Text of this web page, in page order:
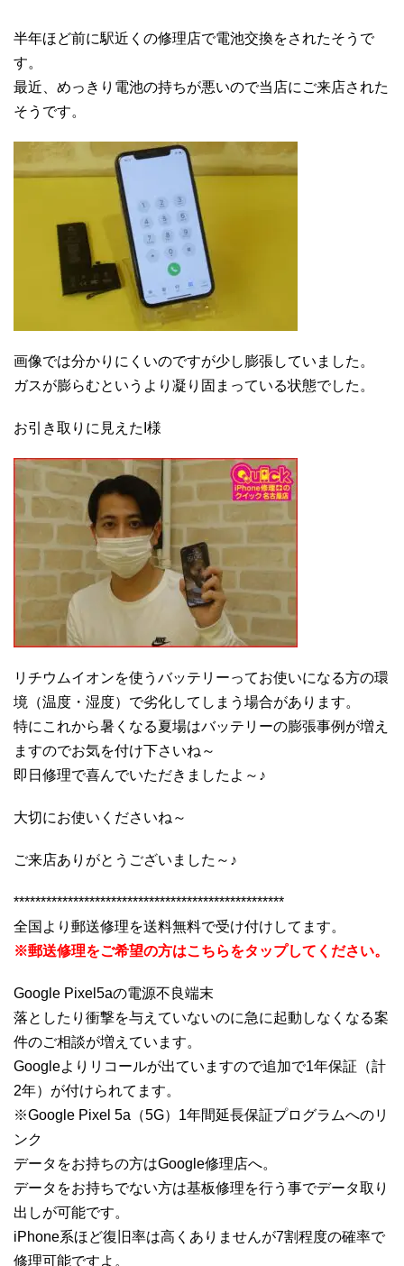
半年ほど前に駅近くの修理店で電池交換をされたそうで
す。
最近、めっきり電池の持ちが悪いので当店にご来店された
そうです。
画像では分かりにくいのですが少し膨張していました。
ガスが膨らむというより凝り固まっている状態でした。
お引き取りに見えたI様
リチウムイオンを使うバッテリーってお使いになる方の環
境（温度・湿度）で劣化してしまう場合があります。
特にこれから暑くなる夏場はバッテリーの膨張事例が増え
ますのでお気を付け下さいね～
即日修理で喜んでいただきましたよ～♪
大切にお使いくださいね～
ご来店ありがとうございました～♪
**************************************************
全国より郵送修理を送料無料で受け付けしてます。
※郵送修理をご希望の方はこちらをタップしてください。
Google Pixel5aの電源不良端末
落としたり衝撃を与えていないのに急に起動しなくなる案
件のご相談が増えています。
Googleよりリコールが出ていますので追加で1年保証（計
2年）が付けられてます。
※Google Pixel 5a（5G）1年間延長保証プログラムへのリ
ンク
データをお持ちの方はGoogle修理店へ。
データをお持ちでない方は基板修理を行う事でデータ取り
出しが可能です。
iPhone系ほど復旧率は高くありませんが7割程度の確率で
修理可能ですよ。